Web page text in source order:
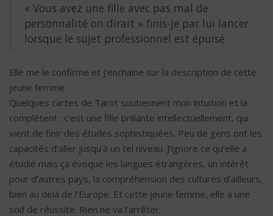
« Vous avez une fille avec pas mal de
personnalité on dirait » finis-je par lui lancer
lorsque le sujet professionnel est épuisé.
Elle me le confirme et j’enchaine sur la description de cette
jeune femme.
Quelques cartes de Tarot soutiennent mon intuition et la
complètent : c’est une fille brillante intellectuellement, qui
vient de finir des études sophistiquées. Peu de gens ont les
capacités d’aller jusqu’à un tel niveau. J’ignore ce qu’elle a
étudié mais ça évoque les langues étrangères, un intérêt
pour d’autres pays, la compréhension des cultures d’ailleurs,
bien au delà de l’Europe. Et cette jeune femme, elle a une
soif de réussite. Rien ne va l’arrêter.